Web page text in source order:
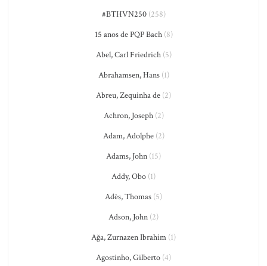
#BTHVN250(258)
15 anos de PQP Bach(8)
Abel, Carl Friedrich(5)
Abrahamsen, Hans(1)
Abreu, Zequinha de (2)
Achron, Joseph(2)
Adam, Adolphe(2)
Adams, John (15)
Addy, Obo (1)
Adès, Thomas (5)
Adson, John (2)
Ağa, Zurnazen Ibrahim (1)
Agostinho, Gilberto (4)